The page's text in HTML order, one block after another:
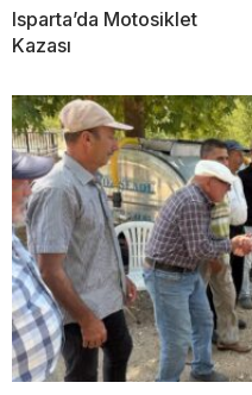
Isparta’da Motosiklet
Kazası